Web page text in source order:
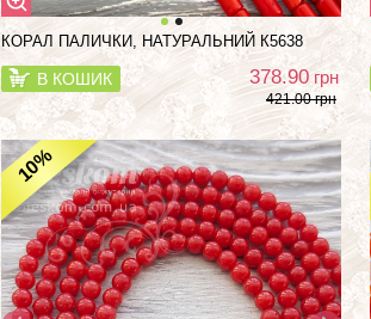
КОРАЛ ПАЛИЧКИ, НАТУРАЛЬНИЙ К5638
В КОШИК 378.90 грн
421.00 грн
10%